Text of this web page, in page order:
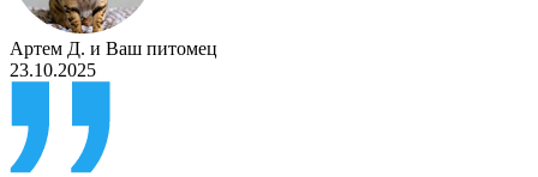
Артем Д. и Ваш питомец
23.10.2025